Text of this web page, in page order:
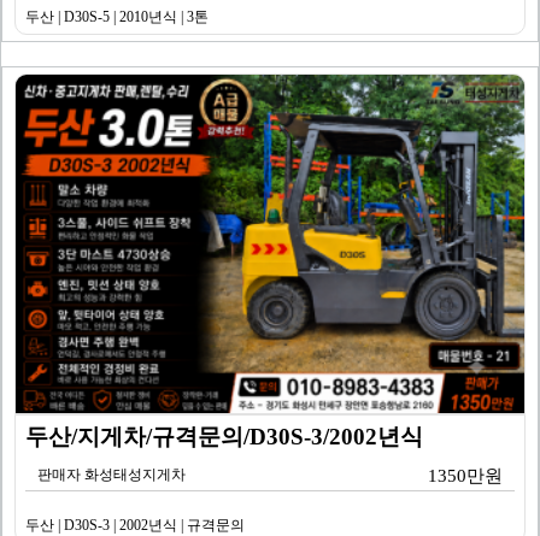
두산 | D30S-5 | 2010년식 | 3톤
두산/지게차/규격문의/D30S-3/2002년식
판매자 화성태성지게차 1350만원
두산 | D30S-3 | 2002년식 | 규격문의